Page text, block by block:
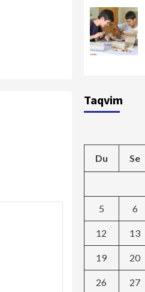
Taqvim
Du Se
5 6
12 13
19 20
26 27